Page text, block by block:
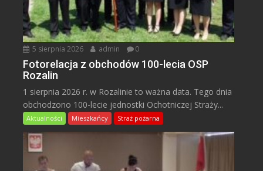
5 sierpnia 2026 admin 0
Fotorelacja z obchodów 100-lecia OSP
Rozalin
1 sierpnia 2026 r. w Rozalinie to ważna data. Tego dnia
obchodzono 100-lecie jednostki Ochotniczej Straży...
Aktualności Mieszkańcy Straż pożarna